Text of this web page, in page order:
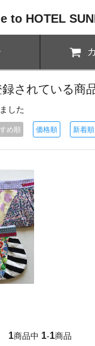
to HOTEL
録されている商
した
め順 価格順 新着順
1商品中 1-1商品